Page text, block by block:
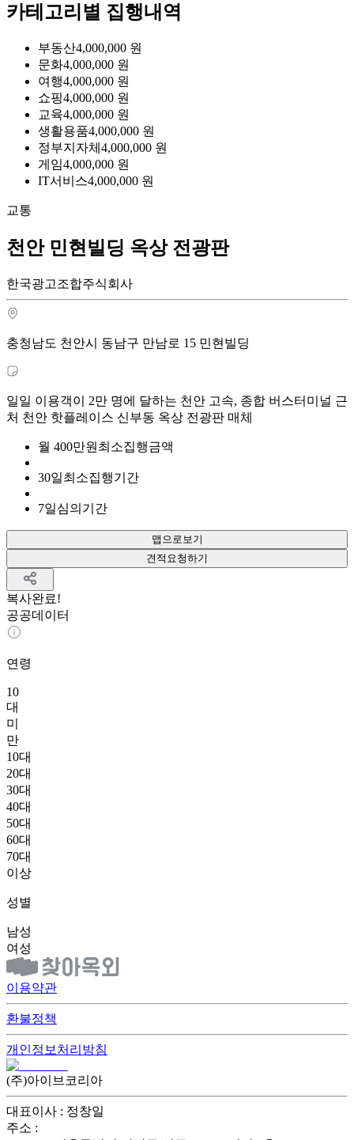
카테고리별 집행내역
부동산4,000,000 원
문화4,000,000 원
여행4,000,000 원
쇼핑4,000,000 원
교육4,000,000 원
생활용품4,000,000 원
정부지자체 4,000,000 원
게임4,000,000 원
IT서비스4,000,000 원
교통
천안 민현빌딩 옥상 전광판
한국광고조합주식회사
충청남도 천안시 동남구 만남로 15 민현빌딩
일일 이용객이 2만 명에 달하는 천안 고속, 종합 버스터미널 근
처 천안 핫플레이스 신부동 옥상 전광판 매체
월 400만원 최소집행금액
30일최소집행기간
7일심의기간
맵으로보기
견적요청하기
복사완료!
공공데이터
연령
10
대
미
만
10대
20대
30대
40대
50대
60대
70대
이상
성별
남성
여성
이용약관
환불정책
개인정보처리방침
(주)아이브코리아
대표이사 : 정창일
주소 :